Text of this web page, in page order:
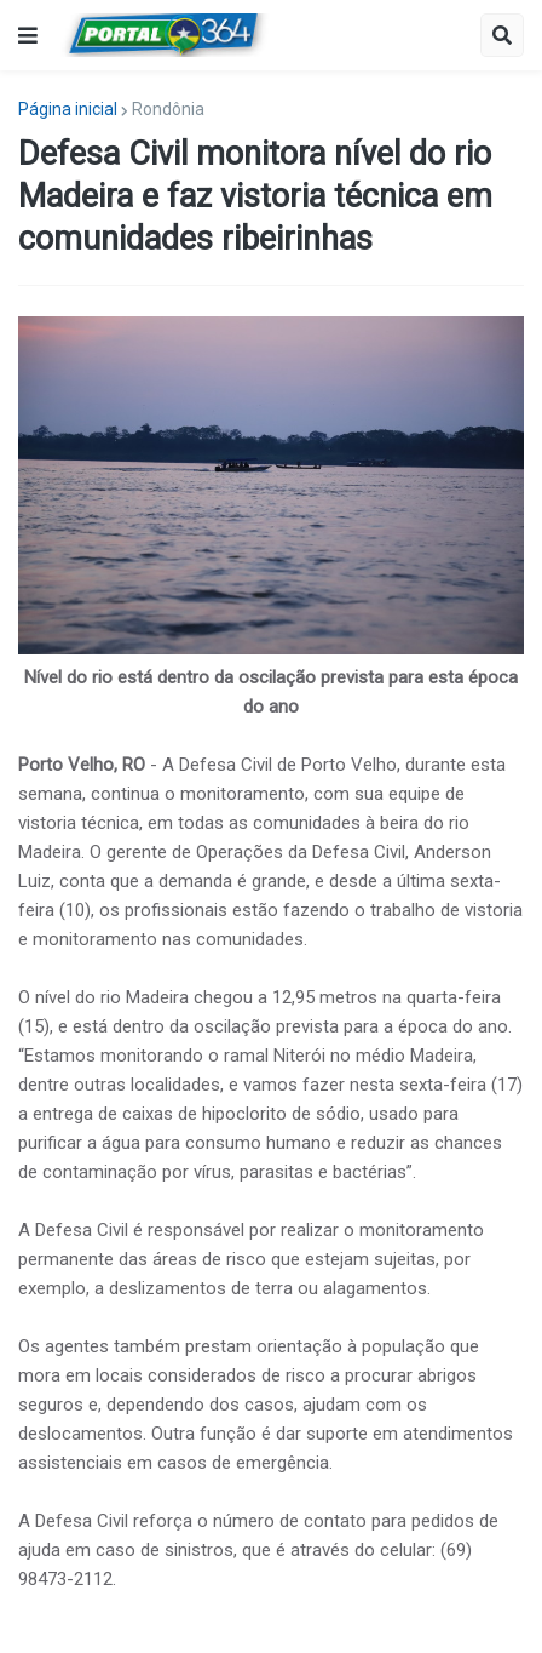
Página inicial Rondônia
Defesa Civil monitora nível do rio
Madeira e faz vistoria técnica em
comunidades ribeirinhas
Nível do rio está dentro da oscilação prevista para esta época
do ano
Porto Velho, RO - A Defesa Civil de Porto Velho, durante esta
semana, continua o monitoramento, com sua equipe de
vistoria técnica, em todas as comunidades à beira do rio
Madeira. O gerente de Operações da Defesa Civil, Anderson
Luiz, conta que a demanda é grande, e desde a última sexta-
feira (10), os profissionais estão fazendo o trabalho de vistoria
e monitoramento nas comunidades.
O nível do rio Madeira chegou a 12,95 metros na quarta-feira
(15), e está dentro da oscilação prevista para a época do ano.
“Estamos monitorando o ramal Niterói no médio Madeira,
dentre outras localidades, e vamos fazer nesta sexta-feira (17)
a entrega de caixas de hipoclorito de sódio, usado para
purificar a água para consumo humano e reduzir as chances
de contaminação por vírus, parasitas e bactérias”.
A Defesa Civil é responsável por realizar o monitoramento
permanente das áreas de risco que estejam sujeitas, por
exemplo, a deslizamentos de terra ou alagamentos.
Os agentes também prestam orientação à população que
mora em locais considerados de risco a procurar abrigos
seguros e, dependendo dos casos, ajudam com os
deslocamentos. Outra função é dar suporte em atendimentos
assistenciais em casos de emergência.
A Defesa Civil reforça o número de contato para pedidos de
ajuda em caso de sinistros, que é através do celular: (69)
98473-2112.